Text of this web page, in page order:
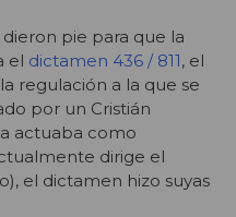
pie para que la
el dictamen 436 / 811, el
regulación a la que se
por un Cristián
actuaba como
dirige el
el dictamen hizo suyas